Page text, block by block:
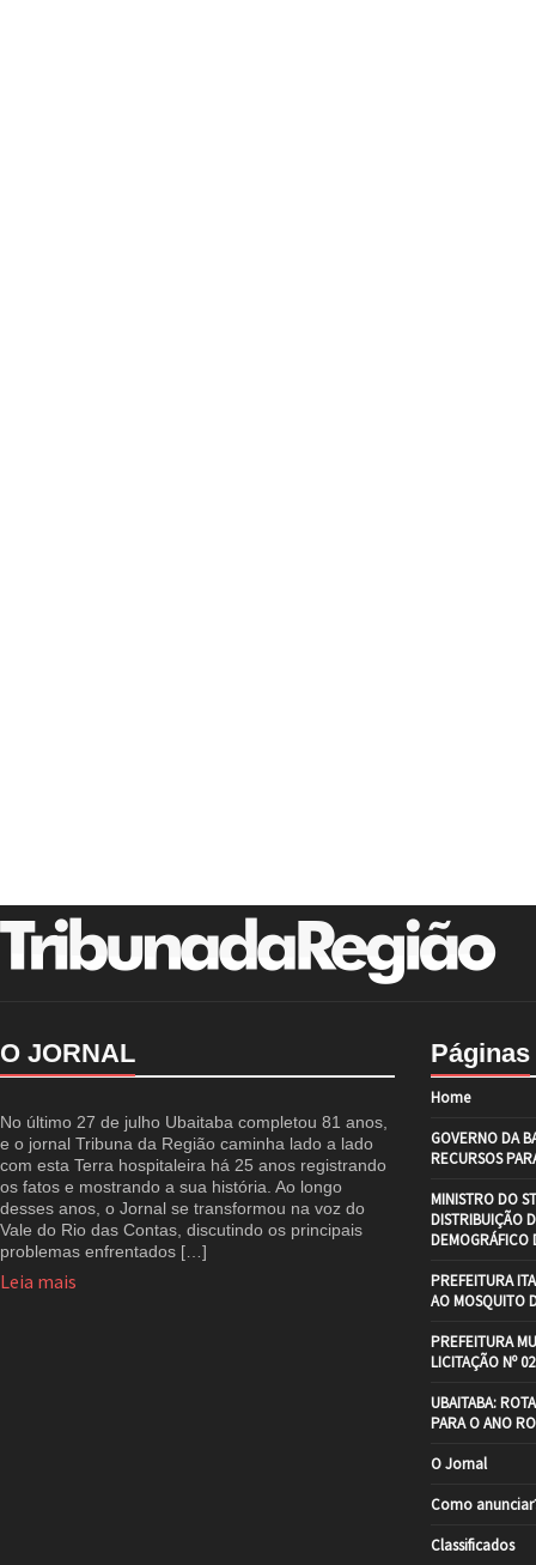
O JORNAL
No último 27 de julho Ubaitaba completou 81 anos,
e o jornal Tribuna da Região caminha lado a lado
com esta Terra hospitaleira há 25 anos registrando
os fatos e mostrando a sua história. Ao longo
desses anos, o Jornal se transformou na voz do
Vale do Rio das Contas, discutindo os principais
problemas enfrentados […]
Leia mais
Páginas
Home
GOVERNO DA
RECURSOS
MINISTRO DO
DISTRIBUIÇÃO
DEMOGRÁFICO
PREFEITURA
AO MOSQUITO
PREFEITURA
LICITAÇÃO Nº
UBAITABA:
PARA O ANO
O Jornal
Como
Classificados